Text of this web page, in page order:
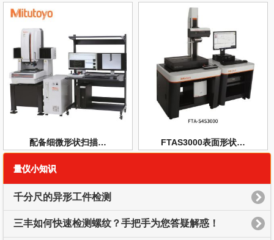
配备细微形状扫描… FTAS3000表面形状…
量仪小知识
千分尺的异形工件检测
三丰如何快速检测螺纹？手把手为您答疑解惑！